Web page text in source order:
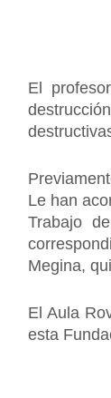
El
Le han
Trabajo
Megina,
El Aula
esta